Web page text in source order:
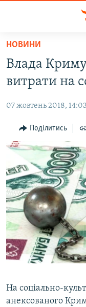
Перейти
основного
матеріалу
Перейти
до
навігації
Перейти
пошуку
ВОДА.КРИМ
ВІДЕО ТА ФОТО
ПОЛІТИКА
БЛОГИ
ПОГЛЯД
ІНТЕРВ'Ю
ВСЕ ЗА ДЕНЬ
СПЕЦПРОЕКТИ
ДЕПОРТАЦІЯ
ВІДЕОУРОКИ «ELIFBE»
СВІДЧЕННЯ ОКУПАЦІЇ
ЯК ОБІЙТИ
Русский
Qırımtatar
ДОЛУЧАЙСЯ!
НОВИНИ
Влада Криму
витрати на
07 жовтень 2018, 14:03
Поділитись
На соціально-
анексованого